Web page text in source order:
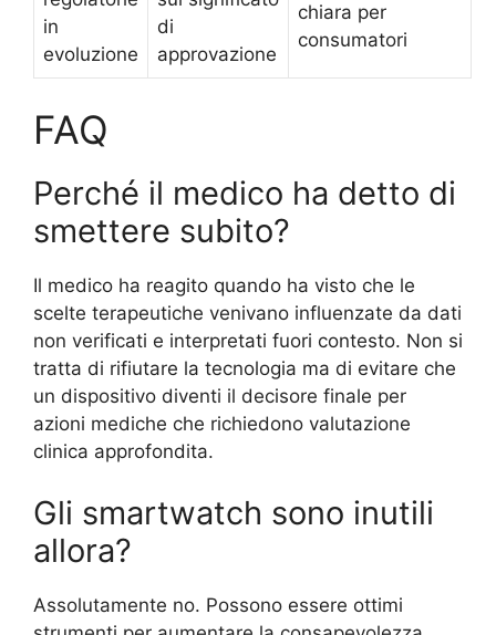
in
evoluzione
di
approvazione
chiara per
consumatori
FAQ
Perché il medico ha detto di
smettere subito?
Il medico ha reagito quando ha visto che le
scelte terapeutiche venivano influenzate da dati
non verificati e interpretati fuori contesto. Non si
tratta di rifiutare la tecnologia ma di evitare che
un dispositivo diventi il decisore finale per
azioni mediche che richiedono valutazione
clinica approfondita.
Gli smartwatch sono inutili
allora?
Assolutamente no. Possono essere ottimi